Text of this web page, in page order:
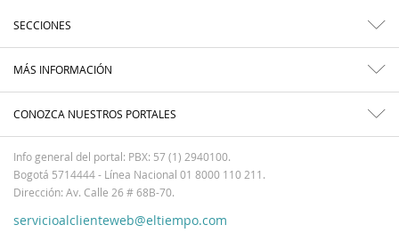
SECCIONES
MÁS INFORMACIÓN
CONOZCA NUESTROS PORTALES
Info general del portal: PBX: 57 (1) 2940100.
Bogotá 5714444 - Línea Nacional 01 8000 110 211.
Dirección: Av. Calle 26 # 68B-70.
servicioalclienteweb@eltiempo.com